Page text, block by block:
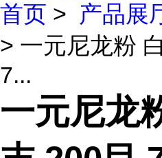
首页 > 产品展
> 一元尼龙粉
7...
一元尼龙